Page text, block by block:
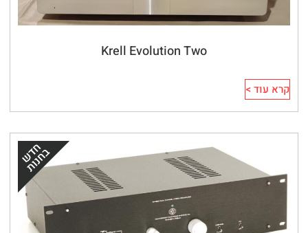
Krell Evolution Two
קרא עוד >